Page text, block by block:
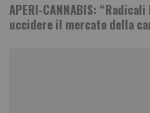
APERI-CANNABIS:
uccidere il mercato della